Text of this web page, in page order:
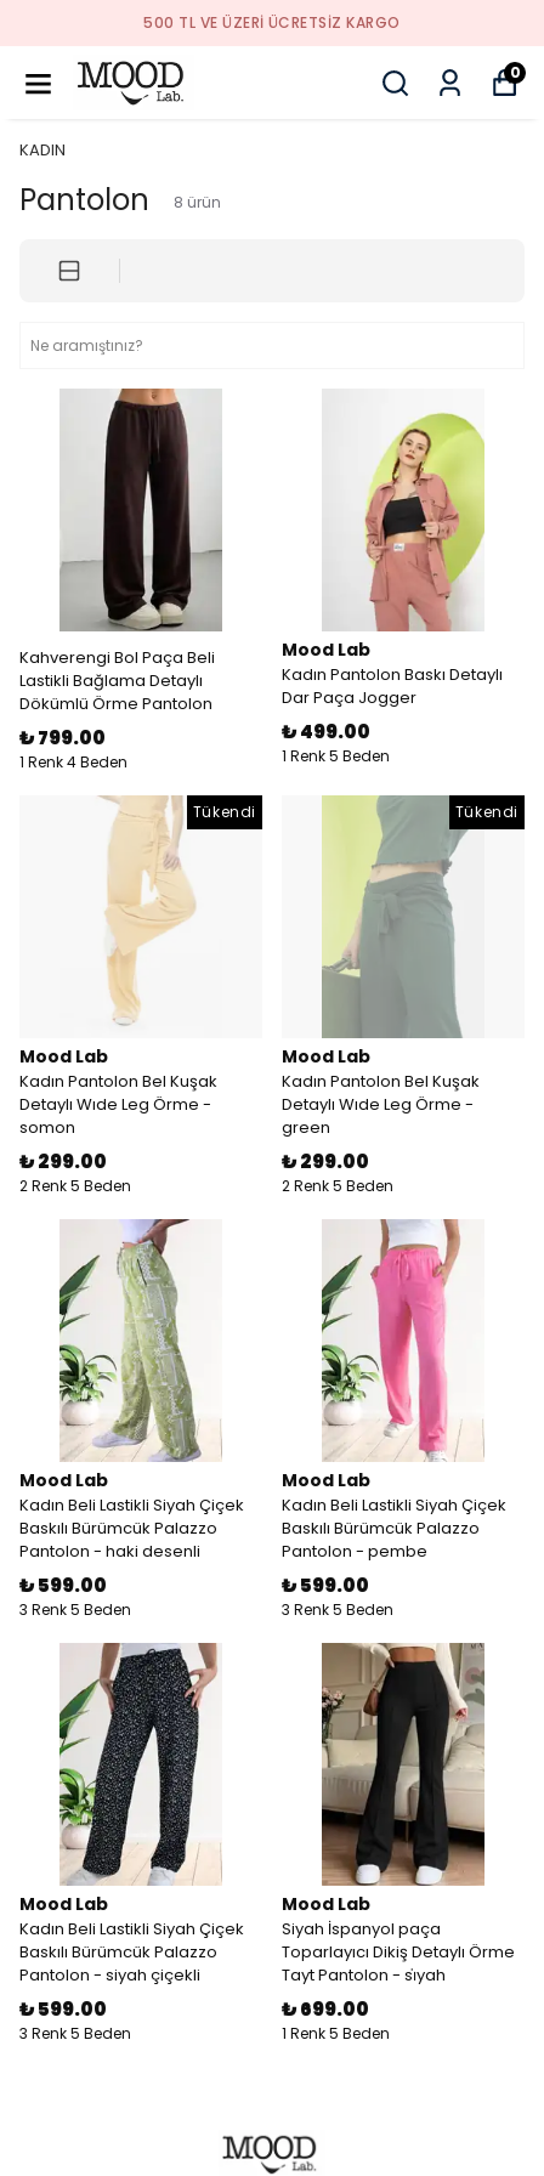
500 TL VE ÜZERI ÜCRETSIZ KARGO
0
KADIN
Pantolon 8 ürün
Kahverengi Bol Paça Beli
Lastikli Bağlama Detaylı
Dökümlü Örme Pantolon
₺ 799.00
1 Renk 4 Beden
Mood Lab
Kadın Pantolon Baskı Detaylı
Dar Paça Jogger
₺ 499.00
1 Renk 5 Beden
Tükendi
Mood Lab
Kadın Pantolon Bel Kuşak
Detaylı Wıde Leg Örme -
somon
₺ 299.00
2 Renk 5 Beden
Tükendi
Mood Lab
Kadın Pantolon Bel Kuşak
Detaylı Wıde Leg Örme -
green
₺ 299.00
2 Renk 5 Beden
Mood Lab
Kadın Beli Lastikli Siyah Çiçek
Baskılı Bürümcük Palazzo
Pantolon - haki desenli
₺ 599.00
3 Renk 5 Beden
Mood Lab
Kadın Beli Lastikli Siyah Çiçek
Baskılı Bürümcük Palazzo
Pantolon - pembe
₺ 599.00
3 Renk 5 Beden
Mood Lab
Kadın Beli Lastikli Siyah Çiçek
Baskılı Bürümcük Palazzo
Pantolon - siyah çiçekli
₺ 599.00
3 Renk 5 Beden
Mood Lab
Siyah İspanyol paça
Toparlayıcı Dikiş Detaylı Örme
Tayt Pantolon - si̇yah
₺ 699.00
1 Renk 5 Beden